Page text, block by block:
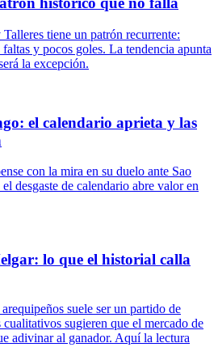
tiene un patrón recurrente:
y pocos goles. La tendencia apunta
la excepción.
el calendario aprieta y las
con la mira en su duelo ante Sao
desgaste de calendario abre valor en
lo que el historial calla
suele ser un partido de
sugieren que el mercado de
adivinar al ganador. Aquí la lectura